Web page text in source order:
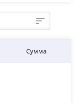
Сумма